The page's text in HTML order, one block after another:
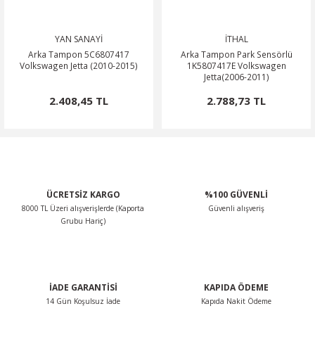
YAN SANAYİ
Arka Tampon 5C6807417
Volkswagen Jetta (2010-2015)
2.408,45 TL
İTHAL
Arka Tampon Park Sensörlü
1K5807417E Volkswagen
Jetta(2006-2011)
2.788,73 TL
ÜCRETSİZ KARGO
8000 TL Üzeri alışverişlerde (Kaporta
Grubu Hariç)
%100 GÜVENLİ
Güvenli alışveriş
İADE GARANTİSİ
14 Gün Koşulsuz İade
KAPIDA ÖDEME
Kapıda Nakit Ödeme